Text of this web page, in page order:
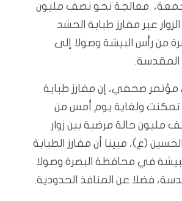
معالجة نحو نصف مليون
عبر مفارز طبابة الحشد
من رأس البيشة وصولا إلى
المقدسة.
صحفي، إن مفارز طبابة
تمكنت ولغاية يوم أمس من
مليون حالة مرضية بين زوار
الحسين (ع)، مبينا أن مفارز الطبابة
في محافظة البصرة وصولا
فضلا عن المنافذ الحدودية.